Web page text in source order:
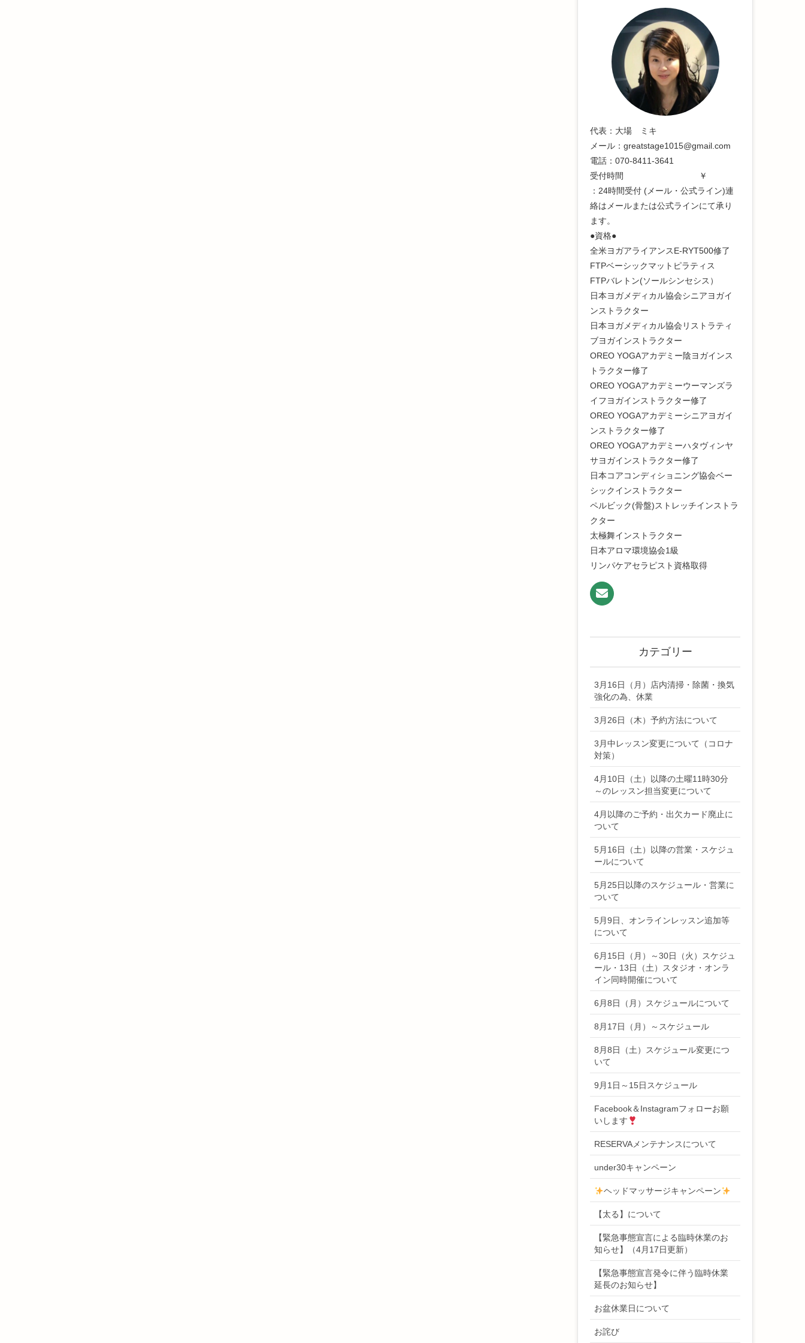
代表：大場 ミキ
メール：greatstage1015@gmail.com
電話：070-8411-3641
受付時間 ￥
：24時間受付 (メール・公式ライン)連
絡はメールまたは公式ラインにて承り
ます。
●資格●
全米ヨガアライアンスE-RYT500修了
FTPベーシックマットピラティス
FTPバレトン(ソールシンセシス）
日本ヨガメディカル協会シニアヨガイ
ンストラクター
日本ヨガメディカル協会リストラティ
ブヨガインストラクター
OREO YOGAアカデミー陰ヨガインス
トラクター修了
OREO YOGAアカデミーウーマンズラ
イフヨガインストラクター修了
OREO YOGAアカデミーシニアヨガイ
ンストラクター修了
OREO YOGAアカデミーハタヴィンヤ
サヨガインストラクター修了
日本コアコンディショニング協会ベー
シックインストラクター
ペルビック(骨盤)ストレッチインストラ
クター
太極舞インストラクター
日本アロマ環境協会1級
リンパケアセラピスト資格取得
カテゴリー
3月16日（月）店内清掃・除菌・換気
強化の為、休業
3月26日（木）予約方法について
3月中レッスン変更について（コロナ
対策）
4月10日（土）以降の土曜11時30分
～のレッスン担当変更について
4月以降のご予約・出欠カード廃止に
ついて
5月16日（土）以降の営業・スケジュ
ールについて
5月25日以降のスケジュール・営業に
ついて
5月9日、オンラインレッスン追加等
について
6月15日（月）～30日（火）スケジュ
ール・13日（土）スタジオ・オンラ
イン同時開催について
6月8日（月）スケジュールについて
8月17日（月）～スケジュール
8月8日（土）スケジュール変更につ
いて
9月1日～15日スケジュール
Facebook＆Instagramフォローお願
いします
RESERVAメンテナンスについて
under30キャンペーン
ヘッドマッサージキャンペーン
【太る】について
【緊急事態宣言による臨時休業のお
知らせ】（4月17日更新）
【緊急事態宣言発令に伴う臨時休業
延長のお知らせ】
お盆休業日について
お詫び